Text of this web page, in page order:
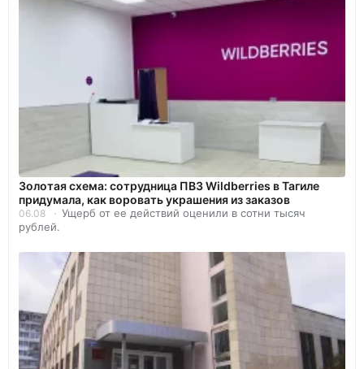
Золотая схема: сотрудница ПВЗ Wildberries в Тагиле
придумала, как воровать украшения из заказов
06.08
Ущерб от ее действий оценили в сотни тысяч
рублей.